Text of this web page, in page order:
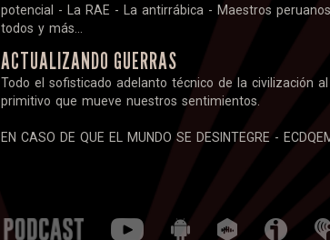
potencial - La RAE - La antirrábica - Maestros
todos y más...
ACTUALIZANDO GUERRAS
Todo el sofisticado adelanto técnico de la civilización
primitivo que mueve nuestros sentimientos.
EN CASO DE QUE EL MUNDO SE DESINTEGRE -